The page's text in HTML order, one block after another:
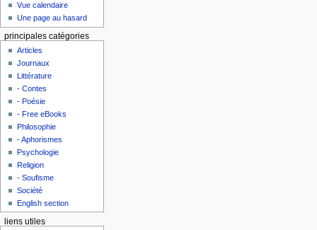
Vue calendaire
Une page au hasard
principales catégories
Articles
Journaux
Littérature
- Contes
- Poésie
- Free eBooks
Philosophie
- Aphorismes
Psychologie
Religion
- Soufisme
Société
English section
liens utiles